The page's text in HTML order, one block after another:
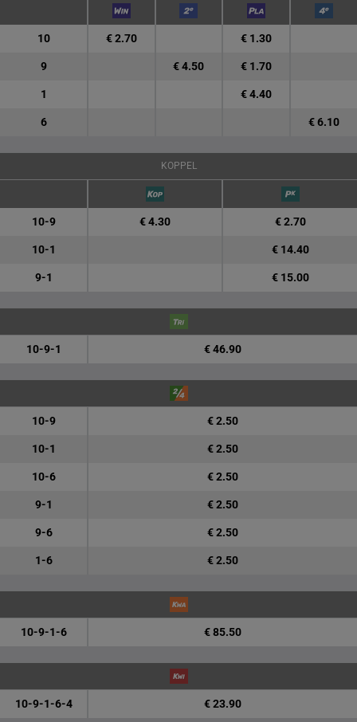
10 € 2.70 € 1.30
9 € 4.50 € 1.70
1 € 4.40
6 € 6.10
KOPPEL
10-9 € 4.30 € 2.70
10-1 € 14.40
9-1 € 15.00
10-9-1 € 46.90
10-9 € 2.50
10-1 € 2.50
10-6 € 2.50
9-1 € 2.50
9-6 € 2.50
1-6 € 2.50
10-9-1-6 € 85.50
10-9-1-6-4 € 23.90